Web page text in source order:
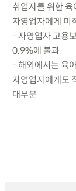
취업자를 위한
자영업자에게 미
- 자영업자 고용
0.9%에 불과
- 해외에서는 육
자영업자에게도
대부분